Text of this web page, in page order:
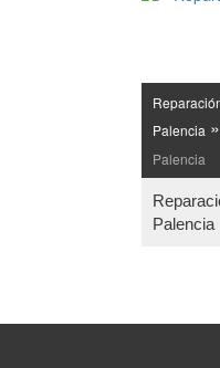
Palencia »
Palencia
Palencia